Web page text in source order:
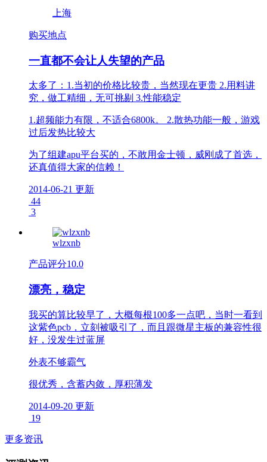
上海
购买地点
一直都不会让人失望的产品
太多了：1.当初的价格比较贵，当然现在更贵 2.用料讲
究，做工精细，无可挑剔 3.性能稳定
1.超频能力有限，不适合6800k。 2.散热功能一般，游戏
过后发热比较大
为了组建apu平台买的，不敢用金士顿，威刚成了首选，
还真值得大家的信赖！
2014-06-21 更新
44
3
wlzxnb
产品评分10.0
漂亮，稳定
我买的算比较早了，大概每根100多一点吧，当时一看到
这紫色pcb，立刻被吸引了，而且跟微星主板的兼容性很
好，没发生过蓝屏
外表不够霸气
很优秀，含蓄内敛，厚积薄发
2014-09-20 更新
19
更多资讯